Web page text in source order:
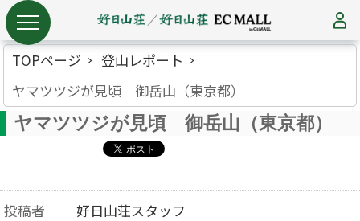
TOPページ
登山レポート
ヤマツツジが見頃 御岳山（東京都）
ヤマツツジが見頃 御岳山（東京都）
投稿者
好日山荘スタッフ